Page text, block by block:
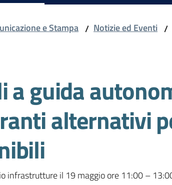
e Stampa / Notizie ed Eventi /
a guida
alternativi
infrastrutture il 19 maggio ore 11:00 –